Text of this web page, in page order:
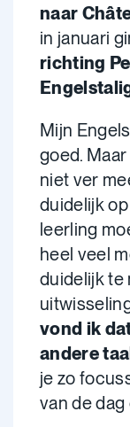
naar
in januari
richting
Mijn
goed.
niet ver
duidelijk
leerling
heel veel
duidelijk te
vond ik
andere
je zo
van de